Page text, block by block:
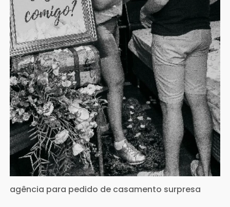
agência para pedido de casamento surpresa